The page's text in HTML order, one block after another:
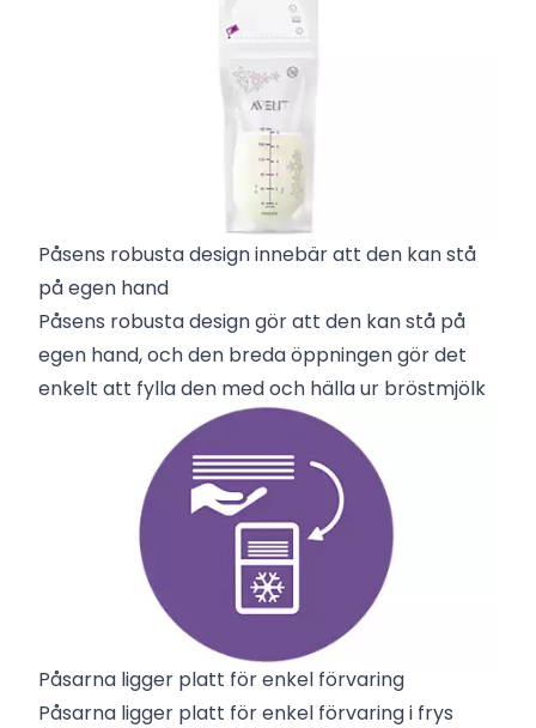
Påsens robusta design innebär att den kan stå
på egen hand
Påsens robusta design gör att den kan stå på
egen hand, och den breda öppningen gör det
enkelt att fylla den med och hälla ur bröstmjölk
Påsarna ligger platt för enkel förvaring
Påsarna ligger platt för enkel förvaring i frys